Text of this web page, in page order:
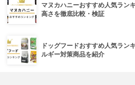
マヌカハニーおすすめ人気ラン
高さを徹底比較・検証
ドッグフードおすすめ人気ラン
ルギー対策商品を紹介